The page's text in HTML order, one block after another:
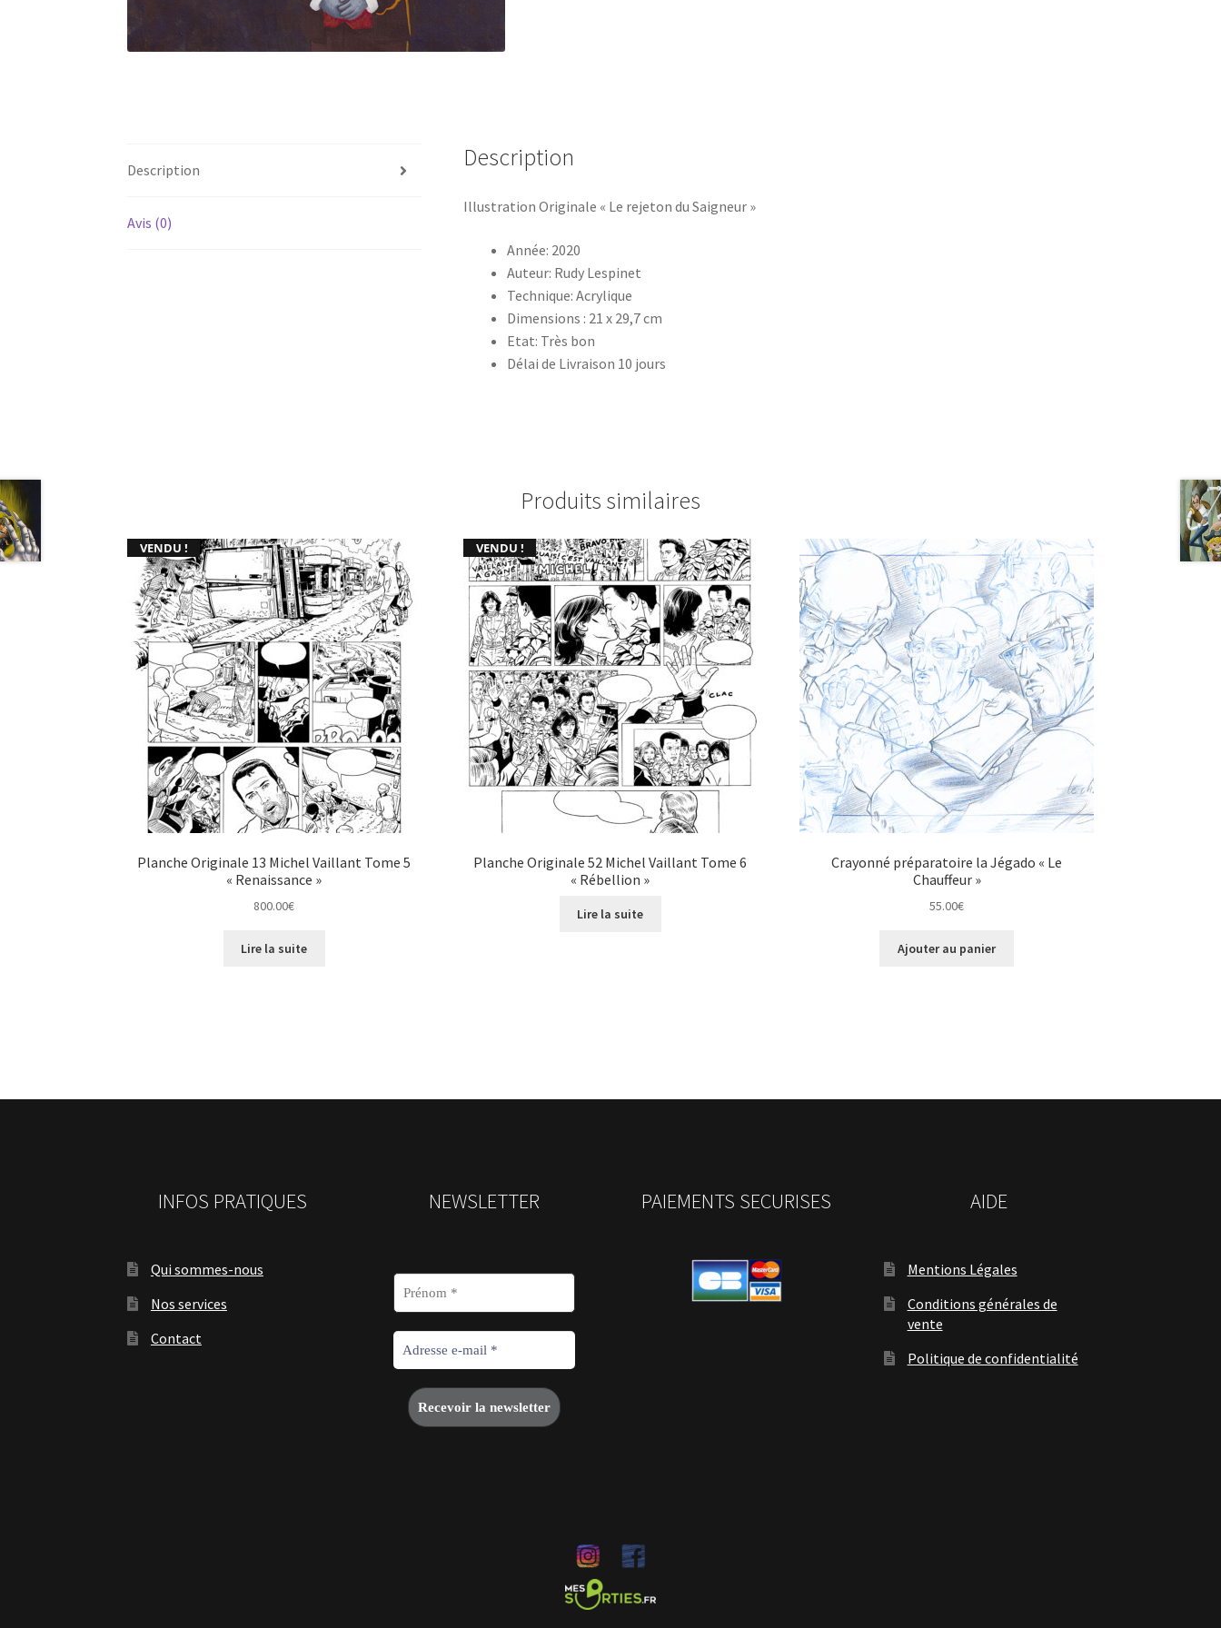
Description
Avis (0)
Description
Illustration Originale « Le rejeton du Saigneur »
Année: 2020
Auteur: Rudy Lespinet
Technique: Acrylique
Dimensions : 21 x 29,7 cm
Etat: Très bon
Délai de Livraison 10 jours
Produits similaires
VENDU !
Planche Originale 13 Michel Vaillant Tome 5
« Renaissance »
800.00€
Lire la suite
VENDU !
Planche Originale 52 Michel Vaillant Tome 6
« Rébellion »
Lire la suite
Crayonné préparatoire la Jégado « Le
Chauffeur »
55.00€
Ajouter au panier
INFOS PRATIQUES
Qui sommes-nous
Nos services
Contact
NEWSLETTER PAIEMENTS SECURISES AIDE
Mentions Légales
Conditions générales de
vente
Politique de confidentialité